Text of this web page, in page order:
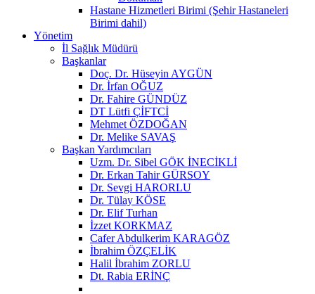
Hastane Hizmetleri Birimi (Şehir Hastaneleri
Birimi dahil)
Yönetim
İl Sağlık Müdürü
Başkanlar
Doç. Dr. Hüseyin AYGÜN
Dr. İrfan OĞUZ
Dr. Fahire GÜNDÜZ
DT Lütfi ÇİFTCİ
Mehmet ÖZDOĞAN
Dr. Melike SAVAŞ
Başkan Yardımcıları
Uzm. Dr. Sibel GÖK İNECİKLİ
Dr. Erkan Tahir GÜRSOY
Dr. Sevgi HARORLU
Dr. Tülay KÖSE
Dr. Elif Turhan
İzzet KORKMAZ
Cafer Abdulkerim KARAGÖZ
İbrahim ÖZÇELİK
Halil İbrahim ZORLU
Dt. Rabia ERİNÇ